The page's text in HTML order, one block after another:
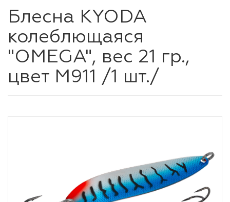
Блесна KYODA
колеблющаяся
"OMEGA", вес 21 гр.,
цвет M911 /1 шт./